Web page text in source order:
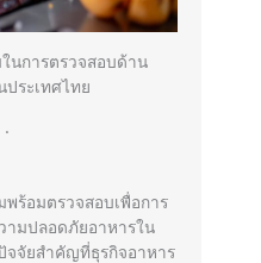
นการตรวจสอบด้าน
ระเทศไทย
ร้อมตรวจสอบเพื่อการ
มปลอดภัยอาหารใน
จจัยสำคัญที่ธุรกิจอาหาร